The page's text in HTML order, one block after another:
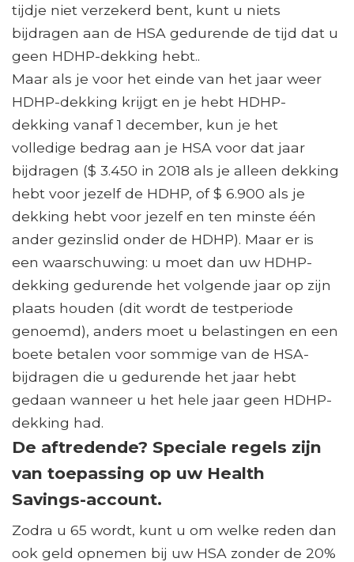
tijdje niet verzekerd bent, kunt u niets
bijdragen aan de HSA gedurende de tijd dat u
geen HDHP-dekking hebt..
Maar als je voor het einde van het jaar weer
HDHP-dekking krijgt en je hebt HDHP-
dekking vanaf 1 december, kun je het
volledige bedrag aan je HSA voor dat jaar
bijdragen ($ 3.450 in 2018 als je alleen dekking
hebt voor jezelf de HDHP, of $ 6.900 als je
dekking hebt voor jezelf en ten minste één
ander gezinslid onder de HDHP). Maar er is
een waarschuwing: u moet dan uw HDHP-
dekking gedurende het volgende jaar op zijn
plaats houden (dit wordt de testperiode
genoemd), anders moet u belastingen en een
boete betalen voor sommige van de HSA-
bijdragen die u gedurende het jaar hebt
gedaan wanneer u het hele jaar geen HDHP-
dekking had.
De aftredende? Speciale regels zijn
van toepassing op uw Health
Savings-account.
Zodra u 65 wordt, kunt u om welke reden dan
ook geld opnemen bij uw HSA zonder de 20%